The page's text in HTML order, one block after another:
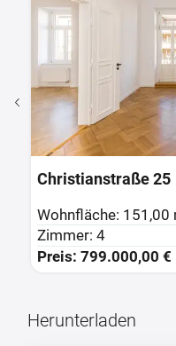
Christianstraße 25
Wohnfläche: 151,00
Zimmer: 4
Preis: 799.000,00 €
Herunterladen